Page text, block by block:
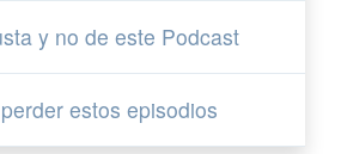
y no de este Podcast
estos episodios